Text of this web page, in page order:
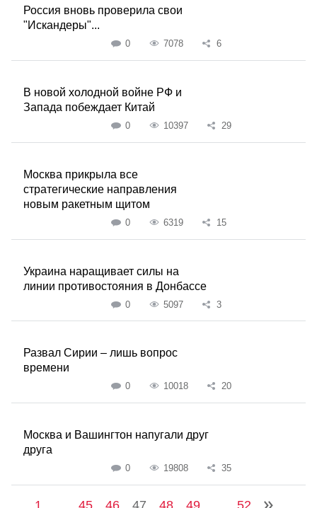
Россия вновь проверила свои
"Искандеры"...
0 7078 6
В новой холодной войне РФ и
Запада побеждает Китай
0 10397 29
Москва прикрыла все
стратегические направления
новым ракетным щитом
0 6319 15
Украина наращивает силы на
линии противостояния в Донбассе
0 5097 3
Развал Сирии – лишь вопрос
времени
0 10018 20
Москва и Вашингтон напугали друг
друга
0 19808 35
1 45 46 47 48 49 52